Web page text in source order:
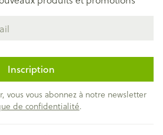
Inscription
vous vous abonnez à notre newsletter
de confidentialité.